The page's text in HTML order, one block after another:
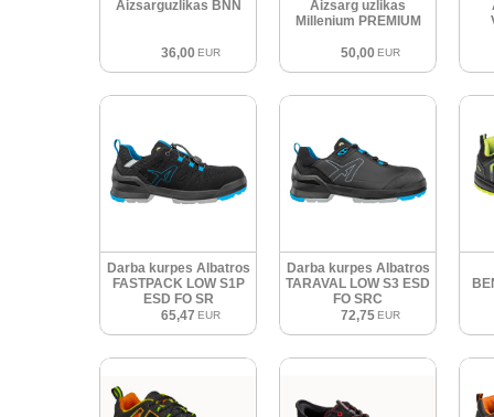
Aizsarguzlikas BNN
36,00 EUR
Aizsarg uzlikas
Millenium PREMIUM
50,00 EUR
Darba kurpes Albatros
FASTPACK LOW S1P
ESD FO SR
65,47 EUR
Darba kurpes Albatros
TARAVAL LOW S3 ESD
FO SRC
72,75 EUR